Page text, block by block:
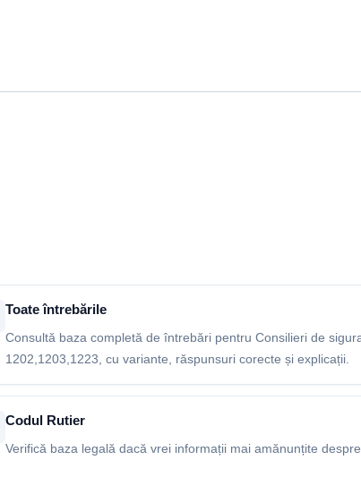
Toate întrebările
Consultă baza completă de întrebări pentru Consilieri de
1202,1203,1223, cu variante, răspunsuri corecte și explicații.
Codul Rutier
Verifică baza legală dacă vrei informații mai amănunțite